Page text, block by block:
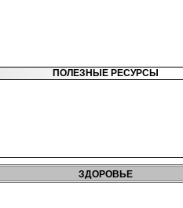
ПОЛЕЗНЫЕ РЕСУРСЫ
ЗДОРОВЬЕ